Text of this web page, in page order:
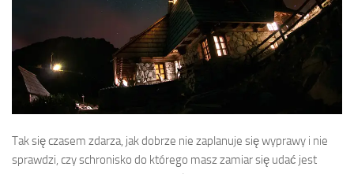
Tak się czasem zdarza, jak dobrze nie zaplanuje się wyprawy i nie
sprawdzi, czy schronisko do którego masz zamiar się udać jest